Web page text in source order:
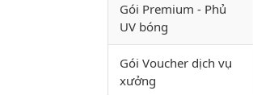
Gói Premium - Phủ
UV bóng
Gói Voucher dịch vụ
xưởng